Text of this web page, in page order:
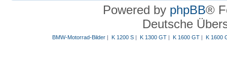
Powered by phpBB®
Deutsche
BMW-Motorrad-Bilder| K 1200 S| K 1300 GT| K 1600 GT| K 1600